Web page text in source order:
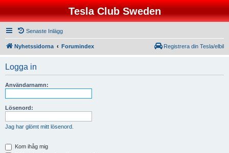
Tesla Club Sweden
Senaste Inlägg
Nyhetssidorna Forumindex Registrera din Tesla/elbil
Logga in
Användarnamn:
Lösenord:
Jag har glömt mitt lösenord.
Kom ihåg mig